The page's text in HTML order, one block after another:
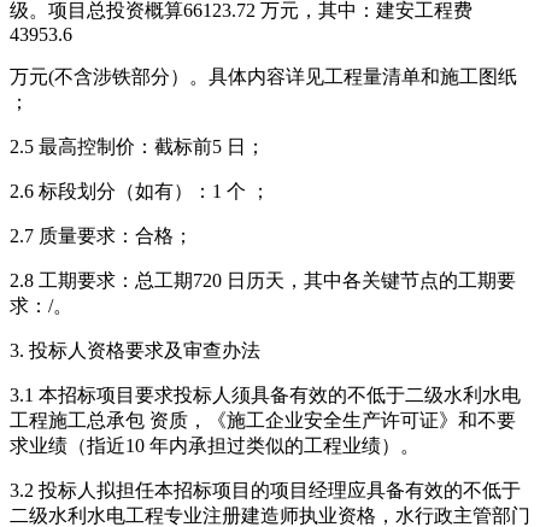
级。项目总投资概算66123.72 万元，其中：建安工程费
43953.6
万元(不含涉铁部分）。具体内容详见工程量清单和施工图纸
；
2.5 最高控制价：截标前5 日；
2.6 标段划分（如有）：1 个 ；
2.7 质量要求：合格；
2.8 工期要求：总工期720 日历天，其中各关键节点的工期要
求：/。
3. 投标人资格要求及审查办法
3.1 本招标项目要求投标人须具备有效的不低于二级水利水电
工程施工总承包 资质，《施工企业安全生产许可证》和不要
求业绩（指近10 年内承担过类似的工程业绩）。
3.2 投标人拟担任本招标项目的项目经理应具备有效的不低于
二级水利水电工程专业注册建造师执业资格，水行政主管部门